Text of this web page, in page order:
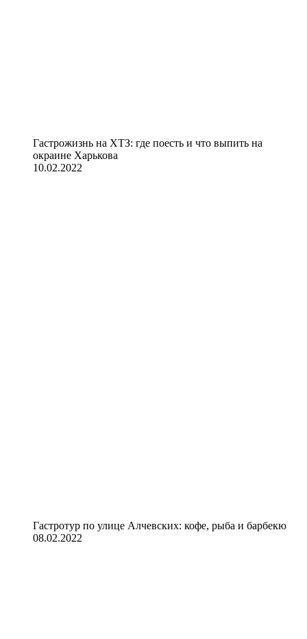
Гастрожизнь на ХТЗ: где поесть и что выпить на
окраине Харькова
10.02.2022
Гастротур по улице Алчевских: кофе, рыба и барбекю
08.02.2022